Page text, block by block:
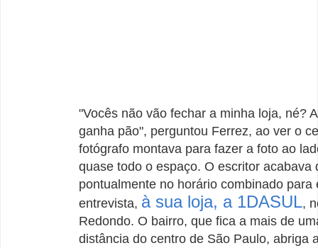
"Vocês não vão fechar a minha loja, né?
ganha pão", perguntou Ferrez, ao ver o
fotógrafo montava para fazer a foto ao
quase todo o espaço. O escritor acabava
pontualmente no horário combinado para
entrevista, à sua loja, a 1DASUL,
Redondo. O bairro, que fica a mais de
distância do centro de São Paulo, abriga